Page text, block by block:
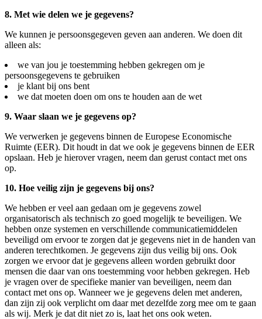
8. Met wie delen we je gegevens?
We kunnen je persoonsgegeven geven aan anderen. We doen dit
alleen als:
we van jou je toestemming hebben gekregen om je
persoonsgegevens te gebruiken
je klant bij ons bent
we dat moeten doen om ons te houden aan de wet
9. Waar slaan we je gegevens op?
We verwerken je gegevens binnen de Europese Economische
Ruimte (EER). Dit houdt in dat we ook je gegevens binnen de EER
opslaan. Heb je hierover vragen, neem dan gerust contact met ons
op.
10. Hoe veilig zijn je gegevens bij ons?
We hebben er veel aan gedaan om je gegevens zowel
organisatorisch als technisch zo goed mogelijk te beveiligen. We
hebben onze systemen en verschillende communicatiemiddelen
beveiligd om ervoor te zorgen dat je gegevens niet in de handen van
anderen terechtkomen. Je gegevens zijn dus veilig bij ons. Ook
zorgen we ervoor dat je gegevens alleen worden gebruikt door
mensen die daar van ons toestemming voor hebben gekregen. Heb
je vragen over de specifieke manier van beveiligen, neem dan
contact met ons op. Wanneer we je gegevens delen met anderen,
dan zijn zij ook verplicht om daar met dezelfde zorg mee om te gaan
als wij. Merk je dat dit niet zo is, laat het ons ook weten.